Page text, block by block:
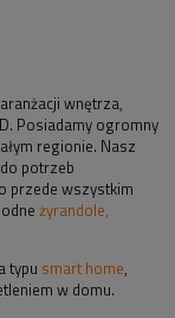
wnętrza,
Posiadamy ogromny
regionie. Nasz
potrzeb
przede wszystkim
żyrandole,
typu smart home,
w domu.